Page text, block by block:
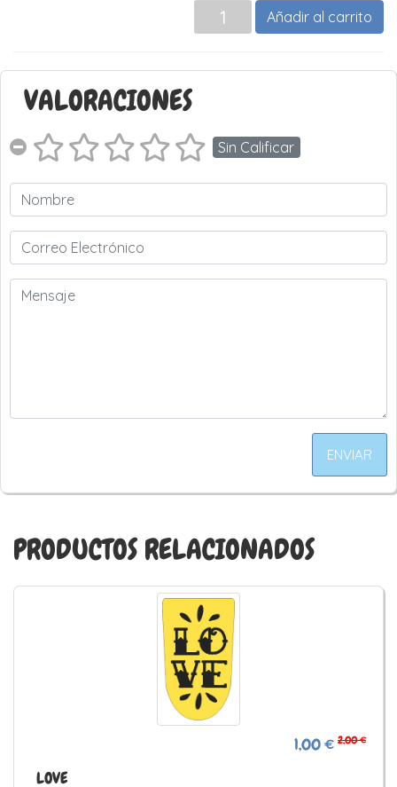
Añadir al carrito
VALORACIONES
Sin Calificar
ENVIAR
PRODUCTOS RELACIONADOS
1,00 € 2,00 €
LOVE